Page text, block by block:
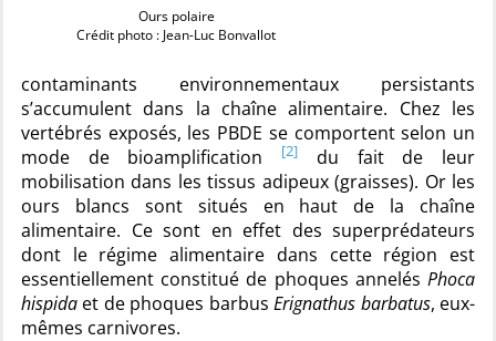
Ours polaire
Crédit photo : Jean-Luc Bonvallot
contaminants environnementaux persistants
s’accumulent dans la chaîne alimentaire. Chez les
vertébrés exposés, les PBDE se comportent selon un
mode de bioamplification
[2]
du fait de leur
mobilisation dans les tissus adipeux (graisses). Or les
ours blancs sont situés en haut de la chaîne
alimentaire. Ce sont en effet des superprédateurs
dont le régime alimentaire dans cette région est
essentiellement constitué de phoques annelés Phoca
hispida et de phoques barbusErignathus barbatus, eux-
mêmes carnivores.